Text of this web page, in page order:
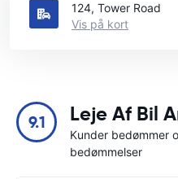
124, Tower Road
Vis på kort
9.1 Leje Af Bil
Kunder bedømmer
bedømmelser